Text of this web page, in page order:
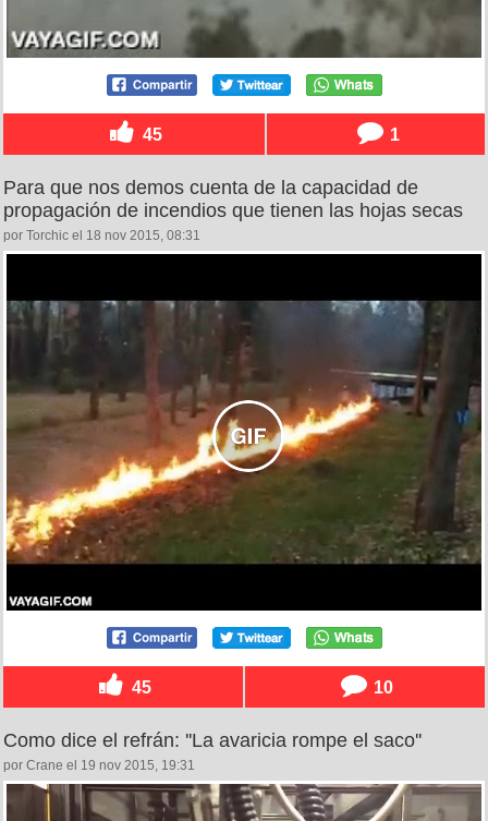
45 1
Para que nos demos cuenta de la capacidad de
propagación de incendios que tienen las hojas secas
por Torchic el 18 nov 2015, 08:31
45 10
Como dice el refrán: ''La avaricia rompe el saco''
por Crane el 19 nov 2015, 19:31